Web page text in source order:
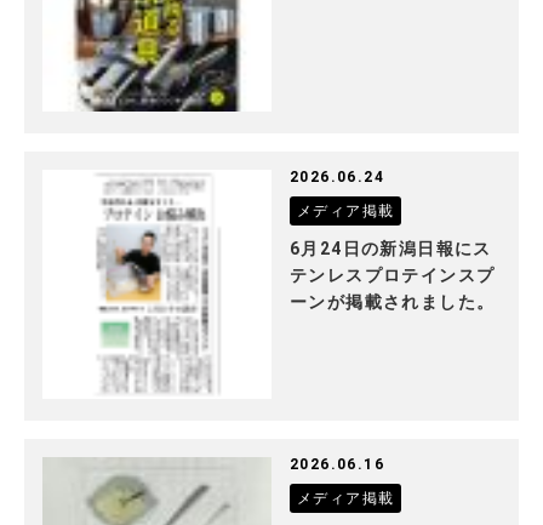
2026.06.24
メディア掲載
6月24日の新潟日報にス
テンレスプロテインスプ
ーンが掲載されました。
2026.06.16
メディア掲載